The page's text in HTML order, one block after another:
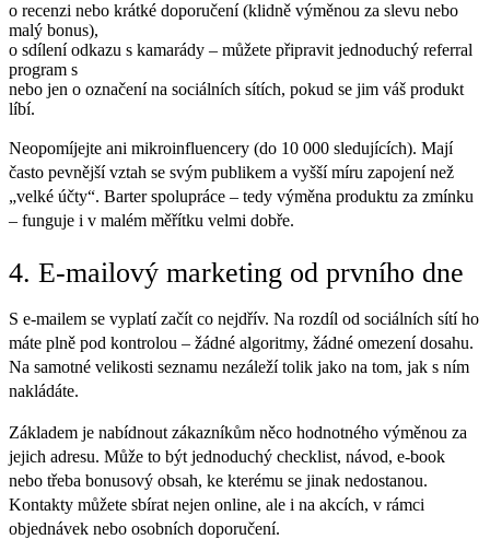
o recenzi nebo krátké doporučení (klidně výměnou za slevu nebo
malý bonus),
o sdílení odkazu s kamarády – můžete připravit jednoduchý referral
program s
nebo jen o označení na sociálních sítích, pokud se jim váš produkt
líbí.
Neopomíjejte ani mikroinfluencery (do 10 000 sledujících). Mají
často pevnější vztah se svým publikem a vyšší míru zapojení než
„velké účty“. Barter spolupráce – tedy výměna produktu za zmínku
– funguje i v malém měřítku velmi dobře.
4. E-mailový marketing od prvního dne
S e-mailem se vyplatí začít co nejdřív. Na rozdíl od sociálních sítí ho
máte plně pod kontrolou – žádné algoritmy, žádné omezení dosahu.
Na samotné velikosti seznamu nezáleží tolik jako na tom, jak s ním
nakládáte.
Základem je nabídnout zákazníkům něco hodnotného výměnou za
jejich adresu. Může to být jednoduchý checklist, návod, e-book
nebo třeba bonusový obsah, ke kterému se jinak nedostanou.
Kontakty můžete sbírat nejen online, ale i na akcích, v rámci
objednávek nebo osobních doporučení.